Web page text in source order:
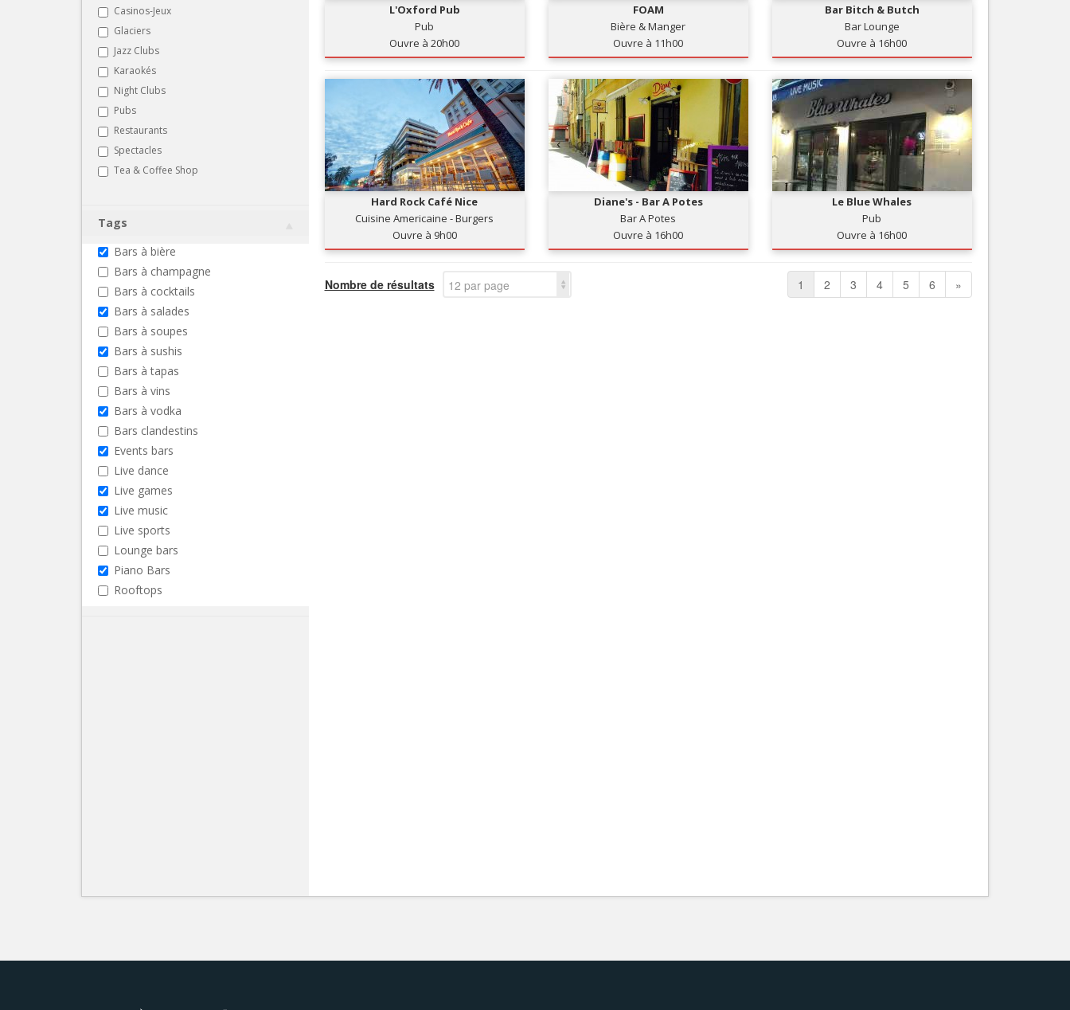
Casinos-Jeux
Glaciers
Jazz Clubs
Karaokés
Night Clubs
Pubs
Restaurants
Spectacles
Tea & Coffee Shop
Tags
Bars à bière
Bars à champagne
Bars à cocktails
Bars à salades
Bars à soupes
Bars à sushis
Bars à tapas
Bars à vins
Bars à vodka
Bars clandestins
Events bars
Live dance
Live games
Live music
Live sports
Lounge bars
Piano Bars
Rooftops
L'Oxford Pub
Pub
Ouvre à 20h00
FOAM
Bière & Manger
Ouvre à 11h00
Bar Bitch & Butch
Bar Lounge
Ouvre à 16h00
Hard Rock Café Nice
Cuisine Americaine - Burgers
Ouvre à 9h00
Diane's - Bar A Potes
Bar A Potes
Ouvre à 16h00
Le Blue Whales
Pub
Ouvre à 16h00
Nombre de résultats 12 par page 1 2 3 4 5 6 »